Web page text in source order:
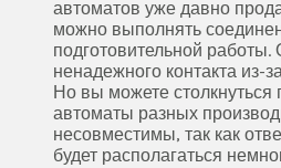
автоматов уже давно
можно выполнять
подготовительной
ненадежного контакта из-
Но вы можете столкнуться
автоматы разных
несовместимы, так как
будет располагаться